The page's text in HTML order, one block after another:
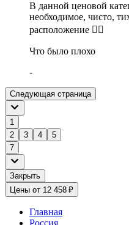
В данной ценовой
необходимое, чисто,
расположение 👍🏻
Что было плохо
-
Следующая страница
1
2
3 4
5
7
Закрыть
Цены от 12 458 ₽
Главная